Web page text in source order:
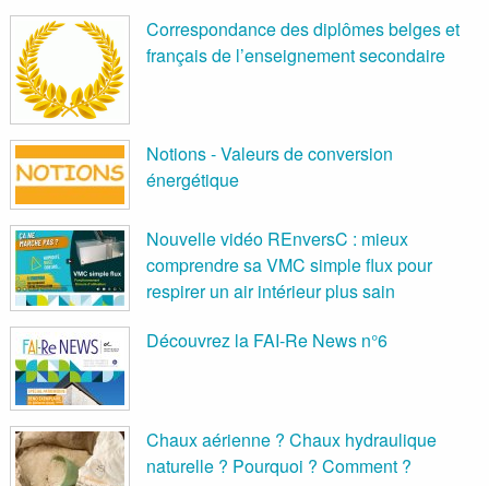
Correspondance des diplômes belges et
français de l’enseignement secondaire
Notions - Valeurs de conversion
énergétique
Nouvelle vidéo REnversC : mieux
comprendre sa VMC simple flux pour
respirer un air intérieur plus sain
Découvrez la FAI-Re News n°6
Chaux aérienne ? Chaux hydraulique
naturelle ? Pourquoi ? Comment ?